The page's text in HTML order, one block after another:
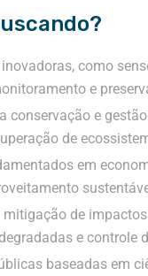
como
e
conservação e
de
em
de
e controle
baseadas em